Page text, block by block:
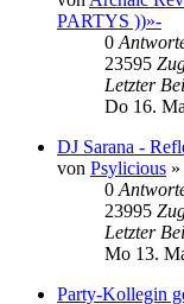
PARTYS ))»-
0
23595
Letzter
Do 16.
DJ Sarana -
von Psylicious »
0
23995
Letzter
Mo 13.
Party-Kollegin